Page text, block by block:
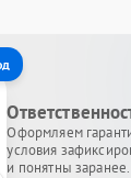
Оформляем
условия
и понятны заранее.